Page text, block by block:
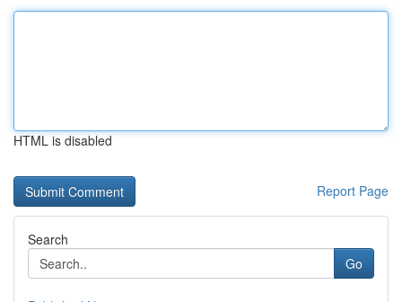
HTML is disabled
Report Page
Search
Go